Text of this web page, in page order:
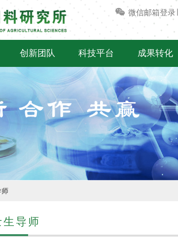
微信邮箱登录
创新团队 科技平台 成果转化
师
生导师